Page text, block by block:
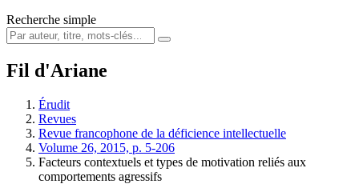
Recherche simple
Fil d'Ariane
Érudit
Revues
Revue francophone de la déficience intellectuelle
Volume 26, 2015, p. 5-206
Facteurs contextuels et types de motivation reliés aux
comportements agressifs